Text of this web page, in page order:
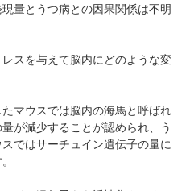
量とうつ病との因果関係は不明
スを与えて脳内にどのような変
マウスでは脳内の海馬と呼ばれ
が減少することが認められ、う
ではサーチュイン遺伝子の量に